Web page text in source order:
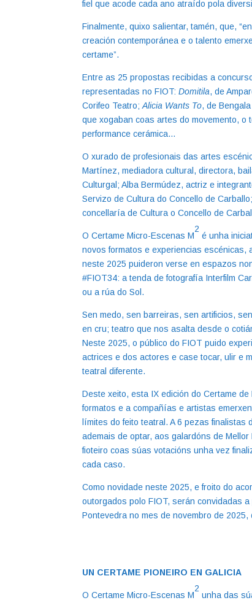
fiel que acode cada ano atraído pola
Finalmente, quixo salientar, tamén, que,
creación contemporánea e o talento
certame”.
Entre as 25 propostas recibidas a
representadas no FIOT:Domitila, de
Corifeo Teatro;Alicia Wants To, de
que xogaban coas artes do movemento,
performance cerámica…
O xurado de profesionais das artes
Martínez, mediadora cultural, directora,
Culturgal; Alba Bermúdez, actriz e
Servizo de Cultura do Concello de
concellaría de Cultura o Concello de
O Certame Micro-Escenas M
2
é unha
novos formatos e experiencias
neste 2025 puideron verse en espazos
#FIOT34: a tenda de fotografía Interfilm
ou a rúa do Sol.
Sen medo, sen barreiras, sen artificios,
en cru; teatro que nos asalta desde o
Neste 2025, o público do FIOT puido
actrices e dos actores e case tocar, ulir e
teatral diferente.
Deste xeito, esta IX edición do Certame
formatos e a compañías e artistas
límites do feito teatral. A 6 pezas
ademais de optar, aos galardóns de
fioteiro coas súas votacións unha vez
cada caso.
Como novidade neste 2025, e froito do
outorgados polo FIOT, serán convidadas
Pontevedra no mes de novembro de
UN CERTAME PIONEIRO EN GALICIA
O Certame Micro-Escenas M
2
unha das